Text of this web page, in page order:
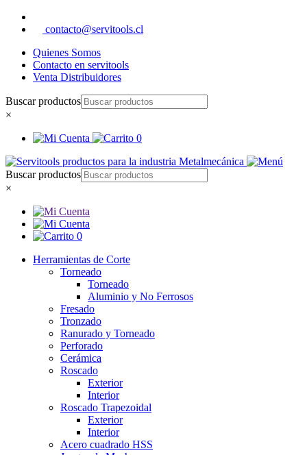
contacto@servitools.cl
Quienes Somos
Contacto en servitools
Venta Distribuidores
Buscar productos
×
0
Buscar productos
×
0
Herramientas de Corte
Torneado
Torneado
Aluminio y No Ferrosos
Fresado
Tronzado
Ranurado y Torneado
Perforado
Cerámica
Roscado
Exterior
Interior
Roscado Trapezoidal
Exterior
Interior
Acero cuadrado HSS